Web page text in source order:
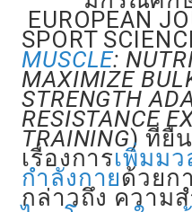
EUROPEAN
SPORT
MUSCLE:
MAXIMIZE
STRENGTH
RESISTANCE
TRAINING) ที่ยื
เรื่องการเพิ่มม
กำลังกายด้วยก
กล่าวถึง ความ